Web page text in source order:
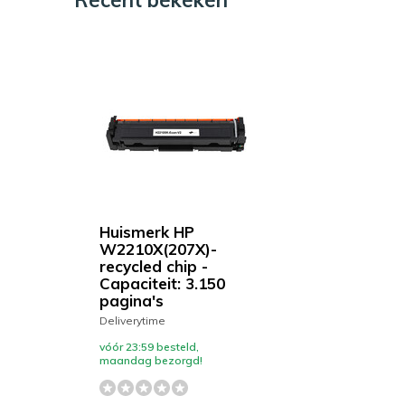
Huismerk HP
W2210X(207X)-
recycled chip -
Capaciteit: 3.150
pagina's
Deliverytime
vóór 23:59 besteld,
maandag bezorgd!